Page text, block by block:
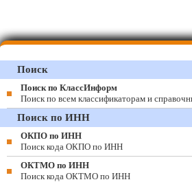
Поиск
Поиск по КлассИнформ
Поиск по всем классификаторам и
Поиск по ИНН
ОКПО по ИНН
Поиск кода ОКПО по ИНН
ОКТМО по ИНН
Поиск кода ОКТМО по ИНН